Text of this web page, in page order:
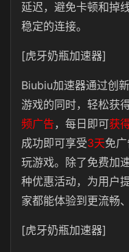
延迟，避免卡顿和掉
稳定的连接。
[虎牙奶瓶加速器]
Biubiu加速器通过创
游戏的同时，轻松获
频广告 ，每日即可获
成功即可享受3天免
玩游戏。除了免费加速
种优惠活动，为用户
家都能体验到更流畅
[虎牙奶瓶加速器]